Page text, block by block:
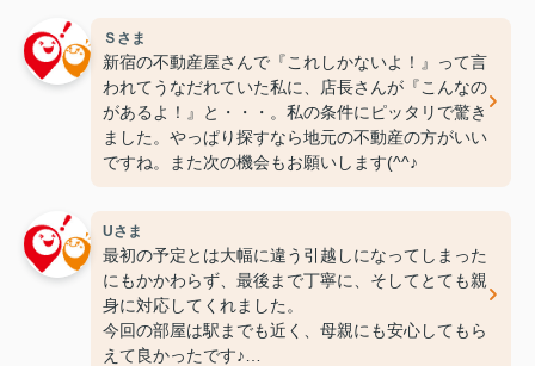
Ｓさま
新宿の不動産屋さんで『これしかないよ！』って言
われてうなだれていた私に、店長さんが『こんなの
があるよ！』と・・・。私の条件にピッタリで驚き
ました。やっぱり探すなら地元の不動産の方がいい
ですね。また次の機会もお願いします(^^♪
Uさま
最初の予定とは大幅に違う引越しになってしまった
にもかかわらず、最後まで丁寧に、そしてとても親
身に対応してくれました。
今回の部屋は駅までも近く、母親にも安心してもら
えて良かったです♪